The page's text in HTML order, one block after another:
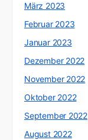
März 2023
Februar 2023
Januar 2023
Dezember 2022
November 2022
Oktober 2022
September 2022
August 2022